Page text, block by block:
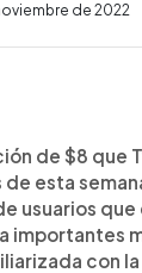
de 2022
de $8 que
esta
usuarios que
importantes
con la